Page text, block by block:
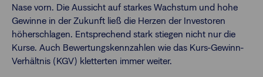
Nase vorn. Die Aussicht auf starkes Wachstum und hohe
Gewinne in der Zukunft ließ die Herzen der Investoren
höherschlagen. Entsprechend stark stiegen nicht nur die
Kurse. Auch Bewertungskennzahlen wie das Kurs-Gewinn-
Verhältnis (KGV) kletterten immer weiter.